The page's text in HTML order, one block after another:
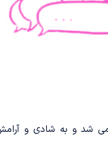
می‌ شد و به شادی و